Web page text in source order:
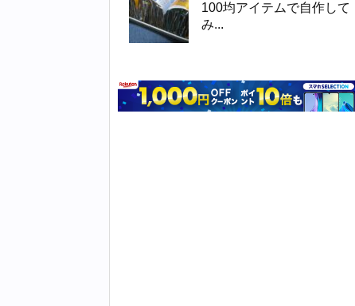
100均アイテムで自作して
み...